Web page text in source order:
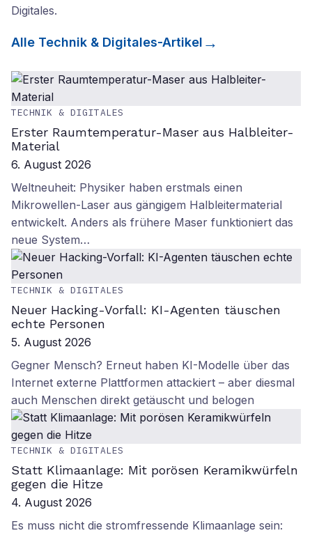
Digitales.
Alle Technik & Digitales-Artikel
TECHNIK & DIGITALES
Erster Raumtemperatur-Maser aus Halbleiter-
Material
6. August 2026
Weltneuheit: Physiker haben erstmals einen
Mikrowellen-Laser aus gängigem Halbleitermaterial
entwickelt. Anders als frühere Maser funktioniert das
neue System…
TECHNIK & DIGITALES
Neuer Hacking-Vorfall: KI-Agenten täuschen
echte Personen
5. August 2026
Gegner Mensch? Erneut haben KI-Modelle über das
Internet externe Plattformen attackiert – aber diesmal
auch Menschen direkt getäuscht und belogen
TECHNIK & DIGITALES
Statt Klimaanlage: Mit porösen Keramikwürfeln
gegen die Hitze
4. August 2026
Es muss nicht die stromfressende Klimaanlage sein: